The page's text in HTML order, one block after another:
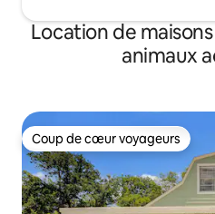
Location de
animaux
Coup de cœur voyageurs
Coup de cœur voyageurs